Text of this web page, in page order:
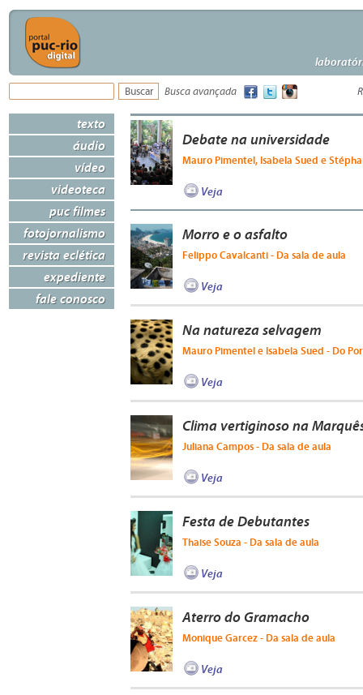
Busca avançada
texto
áudio
vídeo
videoteca
puc filmes
fotojornalismo
revista eclética
expediente
fale conosco
Debate na universidade
Mauro Pimentel, Isabela Sued e
Veja
Morro e o asfalto
Felippo Cavalcanti - Da sala de aula
Veja
Na natureza selvagem
Mauro Pimentel e Isabela Sued - Do
Veja
Clima vertiginoso na
Juliana Campos - Da sala de aula
Veja
Festa de Debutantes
Thaise Souza - Da sala de aula
Veja
Aterro do Gramacho
Monique Garcez - Da sala de aula
Veja